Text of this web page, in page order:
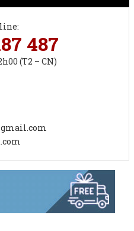
đúng theo định mức cài
487
(T2 – CN)